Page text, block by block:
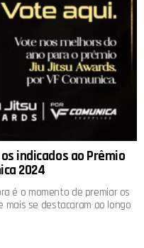
indicados ao Prêmio
2024
é o momento de premiar os
se destacaram ao longo